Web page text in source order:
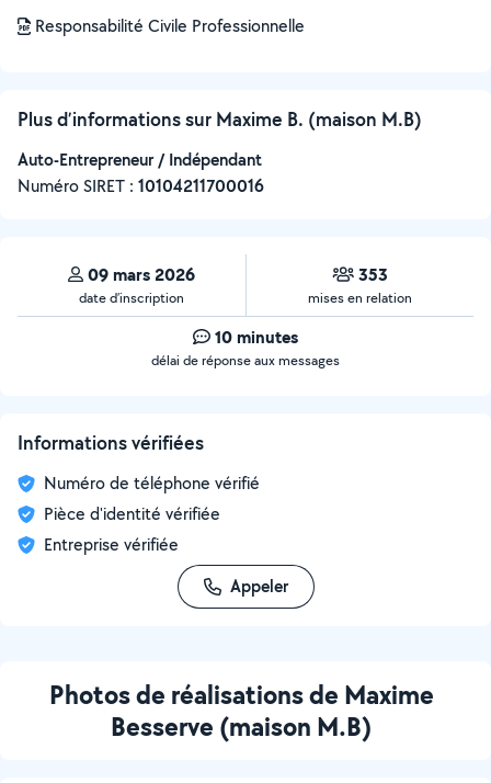
Responsabilité Civile Professionnelle
Plus d’informations sur Maxime B. (maison M.B)
Auto-Entrepreneur / Indépendant
Numéro SIRET : ‍10104211700016
09 mars 2026
date d’inscription
353
mises en relation
10 minutes
délai de réponse aux messages
Informations vérifiées
Numéro de téléphone vérifié
Pièce d'identité vérifiée
Entreprise vérifiée
Appeler
Photos de réalisations de Maxime
Besserve (maison M.B)